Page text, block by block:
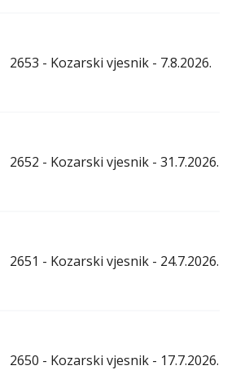
2653 - Kozarski vjesnik - 7.8.2026.
2652 - Kozarski vjesnik - 31.7.2026.
2651 - Kozarski vjesnik - 24.7.2026.
2650 - Kozarski vjesnik - 17.7.2026.